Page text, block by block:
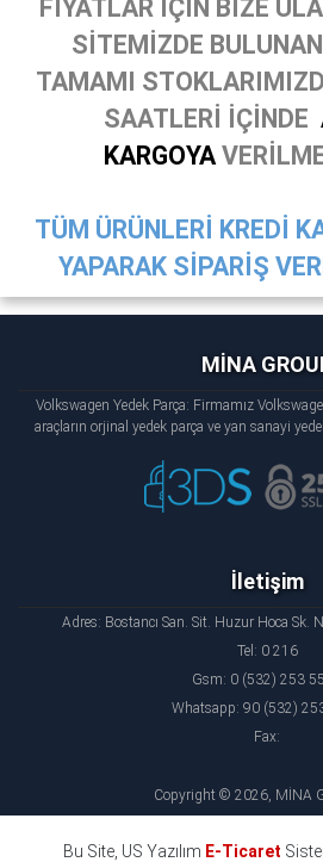
FİYATLAR İÇİN BİZE
SİTEMİZDE
TAMAMI
SAATLERİ İÇİNDE
KARGOYA
TÜM ÜRÜNLERİ KREDİ
YAPARAK SİPARİŞ
MİNA
Volkswagen Yedek Parça: Firmamız
araçların orjinal yedek parça ve yan sanayi
İletişim
Adres: Bostancı San. Sit. Huzur Hoca Sk.
Tel: 0 216
Gsm: 0 (532) 253
Whatsapp: 90 (532)
Fax:
Copyright © 2026, MİNA
Bu Site, US Yazılım E-Ticaret